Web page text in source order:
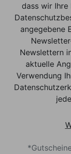
dass wir Ihre
angegebene
Newslettern
aktuelle
Verwendung